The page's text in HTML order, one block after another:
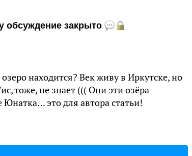
обсуждение закрыто
находится? Век живу в Иркутске, но
тоже, не знает ((( Они эти озёра
это для автора статьи!